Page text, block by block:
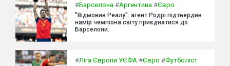
#Барселона #Аргентина #Євро
"Відмовив Реалу": агент Родрі підтвердив
намір чемпіона світу приєднатися до
Барселони.
#Ліга Європи УЄФА #Євро #Футболіст